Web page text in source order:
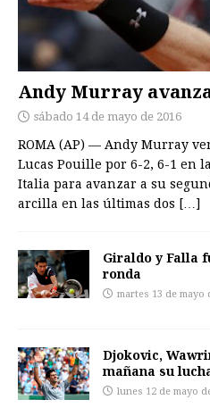
Andy Murray
sábado 14 de mayo de 2016
ROMA (AP) — Andy Murray
Lucas Pouille por 6-2, 6-1 en
Italia para avanzar a su
arcilla en las últimas dos […]
Giraldo y Falla
ronda
martes 13 de mayo
Djokovic,
mañana su
lunes 12 de mayo